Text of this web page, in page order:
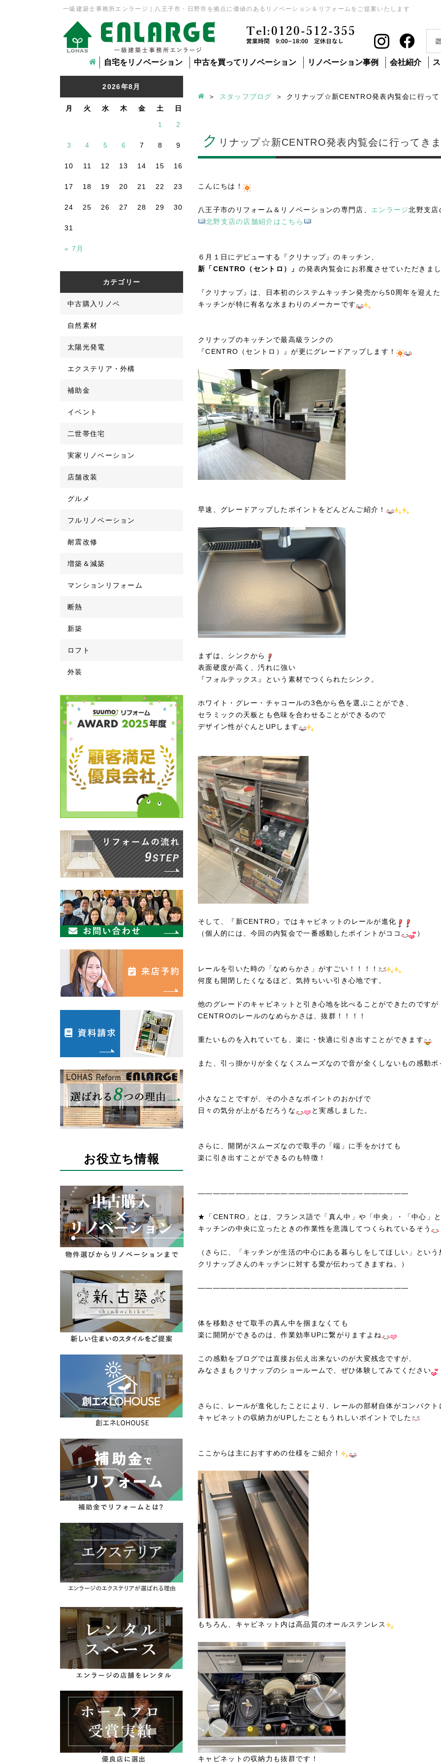
一級建築士事務所エンラージ｜八王子市・日野市を拠点に価値のあるリノベーション＆リフォームをご提案いたします
Tel:0120-512-355
営業時間 9:00~18:00 定休日なし
自宅をリノベーション 中古を買ってリノベーション リノベーション事例 会社紹介
2026年8月
月 火 水 木 金 土 日
« 7月
1 2
3 4 5 6 7 8 9
10 11 12 13 14 15 16
17 18 19 20 21 22 23
24 25 26 27 28 29 30
31
カテゴリー
中古購入リノベ
自然素材
太陽光発電
エクステリア・外構
補助金
イベント
二世帯住宅
実家リノベーション
店舗改装
グルメ
フルリノベーション
耐震改修
増築＆減築
マンションリフォーム
断熱
新築
ロフト
外装
お役立ち情報
スタッフブログ クリナップ☆新CENTRO発表内覧会に行っ
ク リナップ☆新CENTRO発表内覧会に行ってき
こんにちは！
八王子市のリフォーム＆リノベーションの専門店、 エンラージ北野支店
北野支店の店舗紹介はこちら
６月１日にデビューする『クリナップ』のキッチン、
新「CENTRO（セントロ）」 の発表内覧会にお邪魔させていただきま
『クリナップ』は、日本初のシステムキッチン発売から50周年を迎えた
キッチンが特に有名な水まわりのメーカーです
クリナップのキッチンで最高級ランクの
『CENTRO（セントロ）』が更にグレードアップします！
早速、グレードアップしたポイントをどんどんご紹介！
まずは、シンクから
表面硬度が高く、汚れに強い
『フォルテックス』という素材でつくられたシンク。
ホワイト・グレー・チャコールの3色から色を選ぶことができ、
セラミックの天板とも色味を合わせることができるので
デザイン性がぐんとUPします
そして、『新CENTRO』ではキャビネットのレールが進化
（個人的には、今回の内覧会で一番感動したポイントがココ
）
レールを引いた時の「なめらかさ」がすごい！！！！
何度も開閉したくなるほど、気持ちいい引き心地です。
他のグレードのキャビネットと引き心地を比べることができたのですが
CENTROのレールのなめらかさは、抜群！！！！
重たいものを入れていても、楽に・快適に引き出すことができます
また、引っ掛かりが全くなくスムーズなので音が全くしないもの感動
小さなことですが、その小さなポイントのおかげで
日々の気分が上がるだろうな
と実感しました。
さらに、開閉がスムーズなので取手の「端」に手をかけても
楽に引き出すことができるのも特徴！
――――――――――――――――――――――――――――
★「CENTRO」とは、フランス語で「真ん中」や「中央」・「中心」
キッチンの中央に立ったときの作業性を意識してつくられているそう
（さらに、「キッチンが生活の中心にある暮らしをしてほしい」とい
クリナップさんのキッチンに対する愛が伝わってきますね。）
――――――――――――――――――――――――――――
体を移動させて取手の真ん中を掴まなくても
楽に開閉ができるのは、作業効率UPに繋がりますよね
この感動をブログでは直接お伝え出来ないのが大変残念ですが、
みなさまもクリナップのショールームで、ぜひ体験してみてください
さらに、レールが進化したことにより、レールの部材自体がコンパクト
キャビネットの収納力がUPしたこともうれしいポイントでした
ここからは主におすすめの仕様をご紹介！
もちろん、キャビネット内は高品質のオールステンレス
キャビネットの収納力も抜群です！